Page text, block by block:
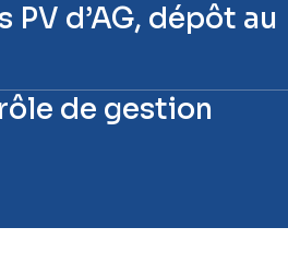
d’AG, dépôt au
de gestion